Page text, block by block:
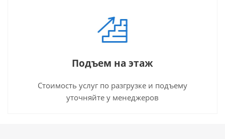
Подъем на этаж
Стоимость услуг по разгрузке и подъему
уточняйте у менеджеров